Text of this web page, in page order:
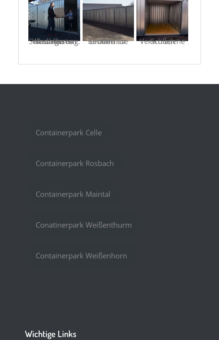
Selbstlagerung: Was man tun und wissen sollte Größen für Ihre Bedürfnisse Verschiedene Größen
Containerpark Celle
Containerpark Rosbach
Containerpark Maintal
Conatinerpark Weißenthurm
Containerpark Weißenhorn
Wichtige Links